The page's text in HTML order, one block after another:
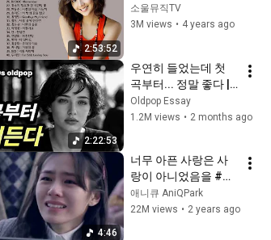
2:53:52
절의 추억의 발라드
여행,  잔잔하면서도
조합, 보고듣는 소울
뮤직TV
소울뮤직TV
3M views • 4 years ago
2:22:53
우연히 들었는데 첫
곡부터... 정말 좋다 |
7080 추억의 올드 팝
송 모음 Old Pop
Oldpop Essay
1.2M views • 2 months ago
4:46
너무 아픈 사랑은 사
랑이 아니었음을 #박
새별
애니큐 AniQPark
22M views • 2 years ago